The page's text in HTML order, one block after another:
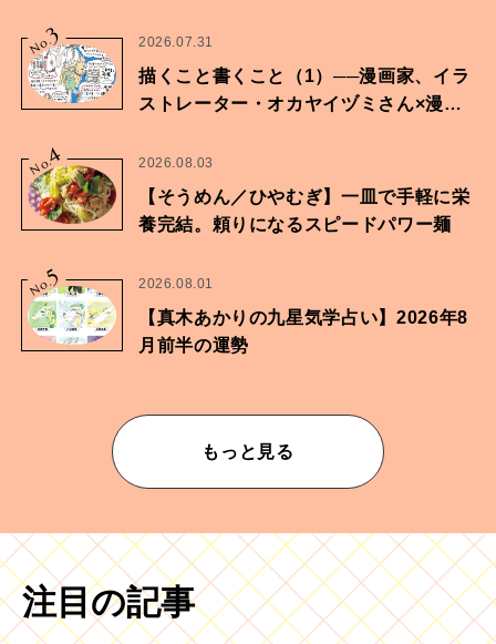
No.3 2026.07.31
描くこと書くこと（1）──漫画家、イラ
ストレーター・オカヤイヅミさん×漫画
No.
4 2026.08.03
【そうめん／ひやむぎ】一皿で手軽に栄
養完結。頼りになるスピードパワー麺
No.5 2026.08.01
【真木あかりの九星気学占い】2026年8
月前半の運勢
もっと見る
注目の記事